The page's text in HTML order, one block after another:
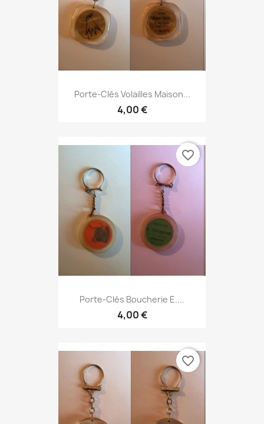
Porte-Clés Volailles Maison...
4,00 €
Porte-Clés Boucherie E....
4,00 €
favorite_border
favorite_border